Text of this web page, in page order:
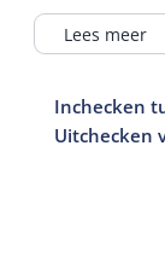
De borg
Lees meer
Inchecken
Uitchecken